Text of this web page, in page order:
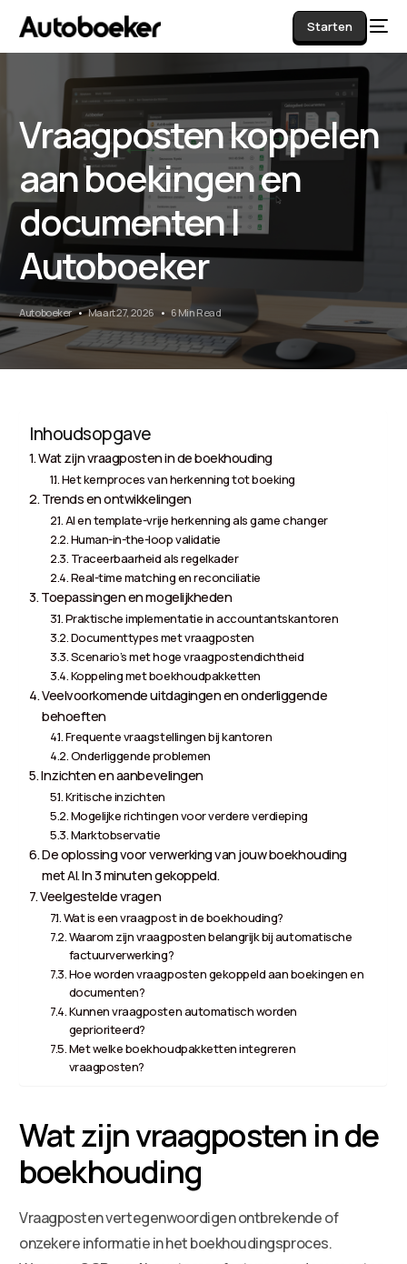
Starten
Vraagposten koppelen
aan boekingen en
documenten |
Autoboeker
Autoboeker Maart 27, 2026 6 Min Read
Inhoudsopgave
Wat zijn vraagposten in de boekhouding
Het kernproces van herkenning tot boeking
Trends en ontwikkelingen
AI en template-vrije herkenning als game changer
Human-in-the-loop validatie
Traceerbaarheid als regelkader
Real-time matching en reconciliatie
Toepassingen en mogelijkheden
Praktische implementatie in accountantskantoren
Documenttypes met vraagposten
Scenario’s met hoge vraagpostendichtheid
Koppeling met boekhoudpakketten
Veelvoorkomende uitdagingen en onderliggende
behoeften
Frequente vraagstellingen bij kantoren
Onderliggende problemen
Inzichten en aanbevelingen
Kritische inzichten
Mogelijke richtingen voor verdere verdieping
Marktobservatie
De oplossing voor verwerking van jouw boekhouding
met AI. In 3 minuten gekoppeld.
Veelgestelde vragen
Wat is een vraagpost in de boekhouding?
Waarom zijn vraagposten belangrijk bij automatische
factuurverwerking?
Hoe worden vraagposten gekoppeld aan boekingen en
documenten?
Kunnen vraagposten automatisch worden
geprioriteerd?
Met welke boekhoudpakketten integreren
vraagposten?
Wat zijn vraagposten in de
boekhouding
Vraagposten vertegenwoordigen ontbrekende of
onzekere informatie in het boekhoudingsproces.